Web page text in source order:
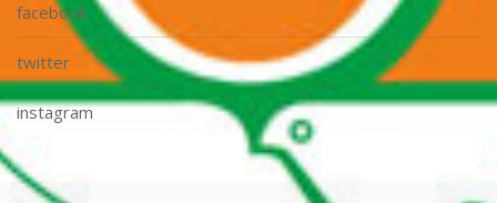
facebook
twitter
instagram